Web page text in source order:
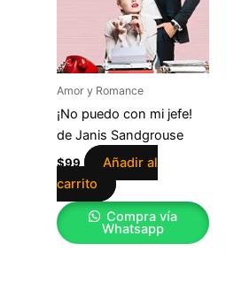
Amor y Romance
¡No puedo con mi jefe!
de Janis Sandgrouse
$99
Añadir al
carrito
Compra vía
Whatsapp